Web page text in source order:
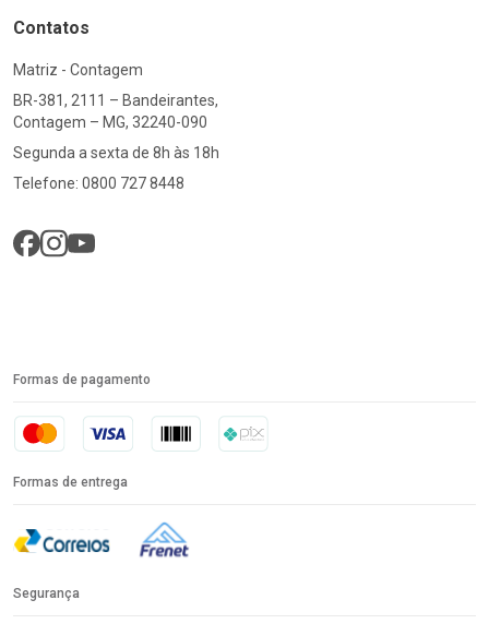
Contatos
Matriz - Contagem
BR-381, 2111 – Bandeirantes,
Contagem – MG, 32240-090
Segunda a sexta de 8h às 18h
Telefone: 0800 727 8448
Formas de pagamento
Formas de entrega
Segurança